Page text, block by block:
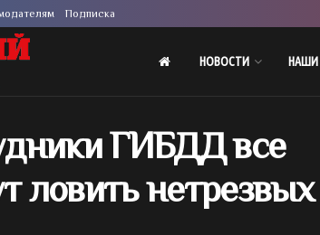
Подписка
НОВОСТИ НАШИ
ГИБДД все
ловить нетрезвых